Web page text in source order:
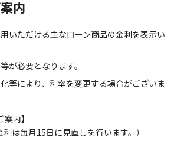
内
いただける主なローン商品の金利を表示い
が必要となります。
等により、利率を変更する場合がございま
内】
利は毎月15日に見直しを行います。）